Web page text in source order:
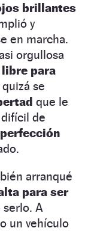
brillantes
y
en marcha.
orgullosa
libre para
se
que le
de
arranqué
para ser
serlo. A
un vehículo